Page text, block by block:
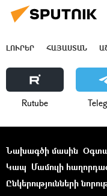
ԼՈՒՐԵՐ ՀԱՅԱՍՏԱՆ
Rutube
Նախագծի մասին
Կապ Մամուլի
Ընկերությունների